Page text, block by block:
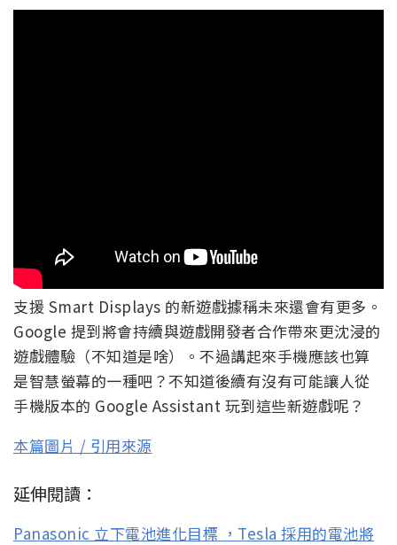
支援 Smart Displays 的新遊戲據稱未來還會有更多。
Google 提到將會持續與遊戲開發者合作帶來更沈浸的
遊戲體驗（不知道是啥）。不過講起來手機應該也算
是智慧螢幕的一種吧？不知道後續有沒有可能讓人從
手機版本的 Google Assistant 玩到這些新遊戲呢？
本篇圖片 / 引用來源
延伸閱讀：
Panasonic 立下電池進化目標 ，Tesla 採用的電池將